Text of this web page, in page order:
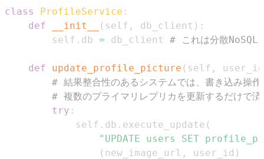
class ProfileService :
def
__init__ ( self , db_client ) :
        self
. db = db_client # これは分散NoSQL
def update_profile_picture ( self ,
user_id
# 結果整合性のあるシステムでは、書き込み操
# 複数のプライマリレプリカを更新するだけで
try :
            self
. db . execute_update (
"UPDATE users SET
( new_image_url , user_id )